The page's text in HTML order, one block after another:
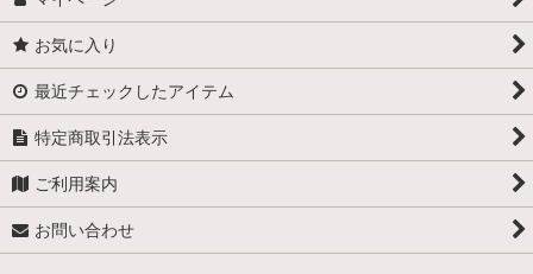
お気に入り
最近チェックしたアイテム
特定商取引法表示
ご利用案内
お問い合わせ